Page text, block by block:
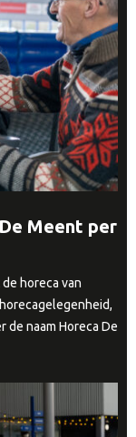
Meent per
horeca van
de naam Horeca De